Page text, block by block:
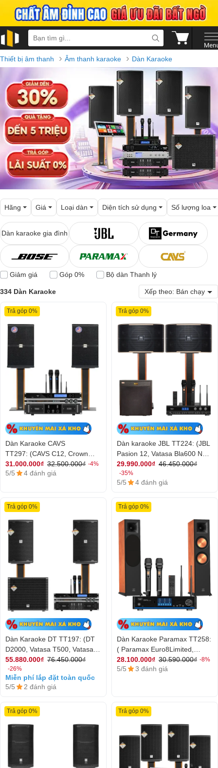
Thiết bị âm thanh › Âm thanh karaoke › Dàn Karaoke
Hãng Giá Loại dàn Diện tích sử dụng Số lượng loa
Dàn karaoke gia đình
Giảm giá Góp 0% Bộ dàn Thanh lý
334 Dàn Karaoke Xếp theo: Bán chạy
Dàn Karaoke CAVS
TT297: (CAVS C12, Crown
T500, Vatasa V6 Pro, Vatasa
VA-2600)
Trả góp 0%
31.000.000₫ 32.500.000₫ -4%
5/5 4 đánh giá
Dàn karaoke JBL TT224: (JBL
Pasion 12, Vatasa Bla600 New,
B&W Pro888 Plus)
Trả góp 0%
29.990.000₫ 46.450.000₫
-35%
5/5 4 đánh giá
Dàn Karaoke DT TT197: (DT
D2000, Vatasa T500, Vatasa
V6 Pro, Vatasa VA-4600, DT
Delta115)
Trả góp 0%
55.880.000₫ 76.450.000₫
-26%
Miễn phí lắp đặt toàn quốc
5/5
2 đánh giá
Dàn Karaoke Paramax TT258:
( Paramax Euro8Limited,
Vatasa HC600 )
Trả góp 0%
28.100.000₫ 30.590.000₫ -8%
5/5 3 đánh giá
Trả góp 0% Trả góp 0%